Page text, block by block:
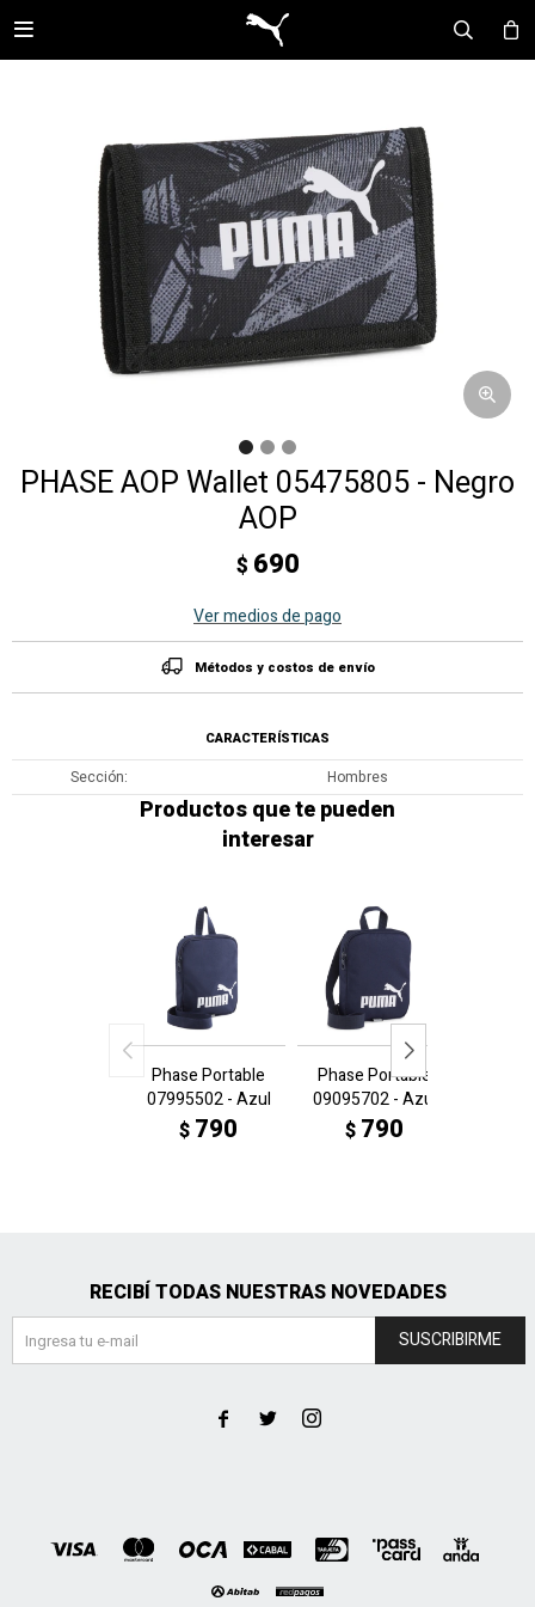

PHASE AOP Wallet 05475805 - Negro
AOP
$ 690
Ver medios de pago
Métodos y costos de envío
CARACTERÍSTICAS
Sección Hombres
Productos que te pueden
interesar
Phase Portable
07995502 - Azul
$ 790
Phase Portable
09095702 - Azul
$ 790
RECIBÍ TODAS NUESTRAS NOVEDADES
SUSCRIBIRME
  